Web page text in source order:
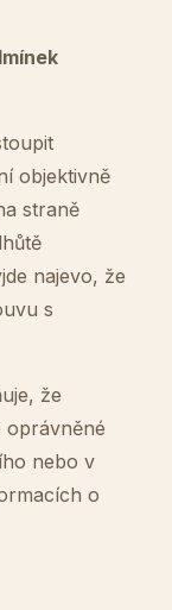
objektivně
straně
najevo, že
s
že
oprávněné
nebo v
o